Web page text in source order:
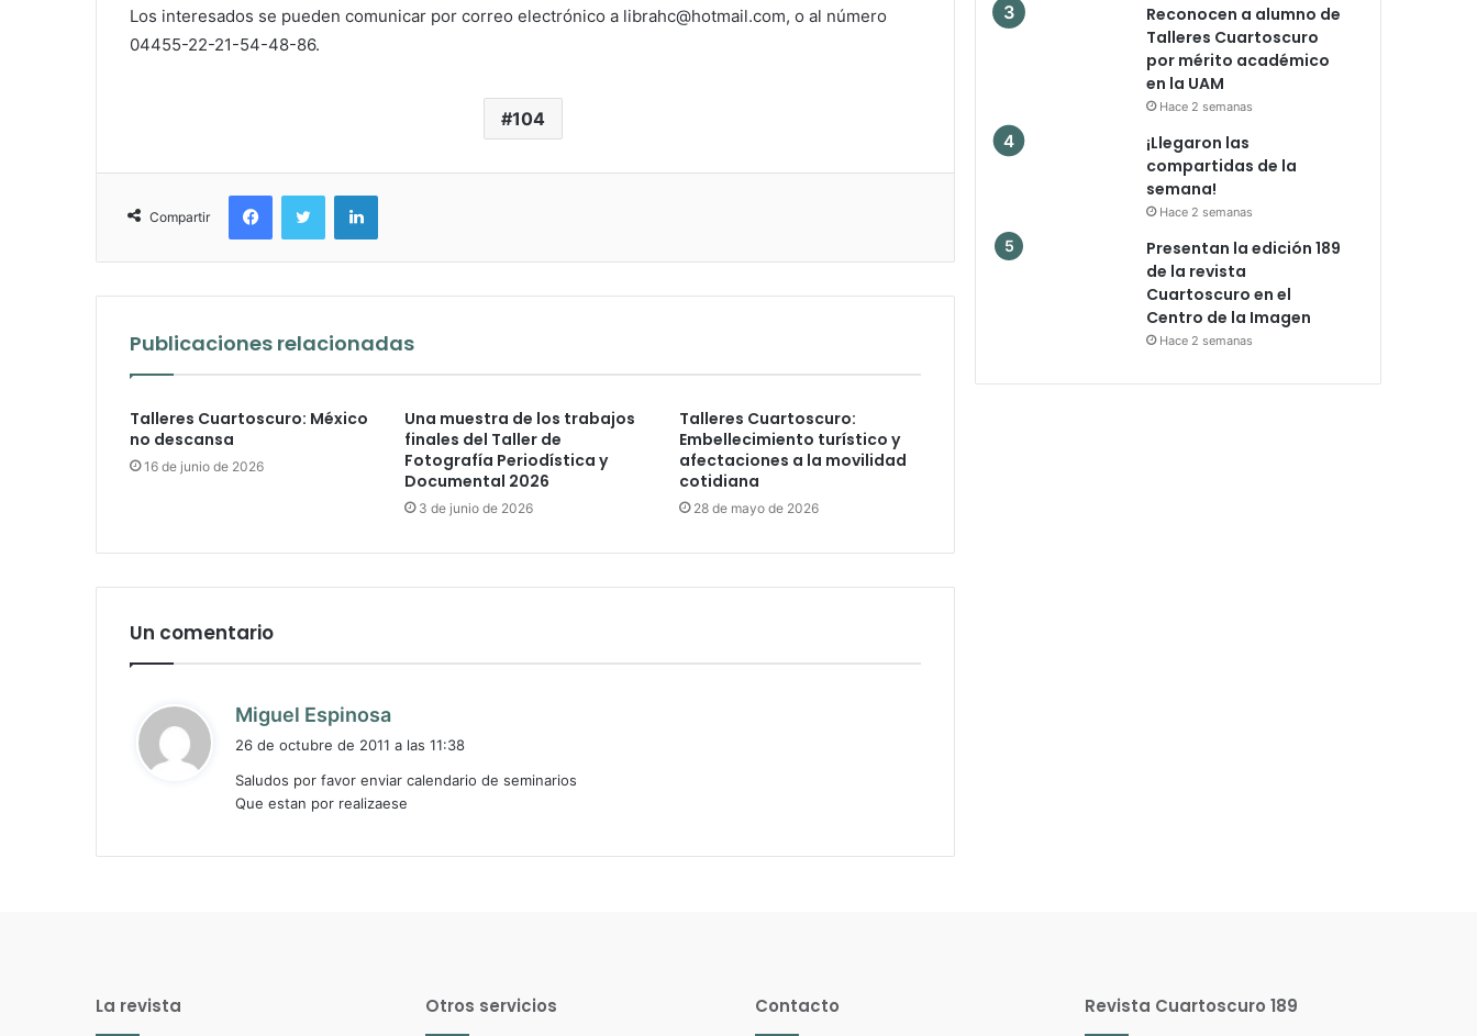
Los interesados se pueden comunicar por correo electrónico a librahc@hotmail.com, o al número
04455-22-21-54-48-86.
104
Compartir
FacebookTwitter LinkedIn
Publicaciones relacionadas
Talleres Cuartoscuro: México
no descansa
16 de junio de 2026
Una muestra de los trabajos
finales del Taller de
Fotografía Periodística y
Documental 2026
3 de junio de 2026
Talleres Cuartoscuro:
Embellecimiento turístico y
afectaciones a la movilidad
cotidiana
28 de mayo de 2026
Un comentario
Miguel Espinosa
e
:
26 de octubre de 2011 a las 11:38
Saludos por favor enviar calendario de seminarios
Que estan por realizaese
Reconocen a alumno de
Talleres Cuartoscuro
por mérito académico
en la UAM
Hace 2 semanas
¡Llegaron las
compartidas de la
semana!
Hace 2 semanas
Presentan la edición 189
de la revista
Cuartoscuro en el
Centro de la Imagen
Hace 2 semanas
La revista Otros servicios Contacto Revista Cuartoscuro 189